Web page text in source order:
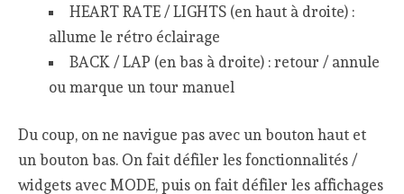
HEART RATE / LIGHTS (en haut à droite) :
allume le rétro éclairage
BACK / LAP (en bas à droite) : retour / annule
ou marque un tour manuel
Du coup, on ne navigue pas avec un bouton haut et
un bouton bas. On fait défiler les fonctionnalités /
widgets avec MODE, puis on fait défiler les affichages